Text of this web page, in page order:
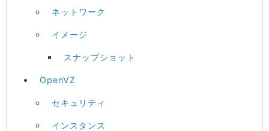
ネットワーク
イメージ
スナップショット
OpenVZ
セキュリティ
インスタンス